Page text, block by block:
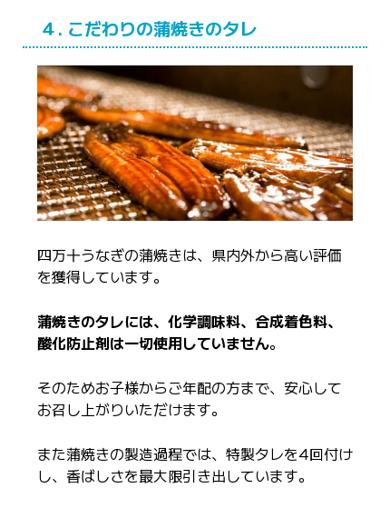
４. こだわりの蒲焼きのタレ
四万十うなぎの蒲焼きは、県内外から高い評価
を獲得しています。
蒲焼きのタレには、化学調味料、合成着色料、
酸化防止剤は一切使用していません。
そのためお子様からご年配の方まで、安心して
お召し上がりいただけます。
また蒲焼きの製造過程では、特製タレを4回付け
し、香ばしさを最大限引き出しています。